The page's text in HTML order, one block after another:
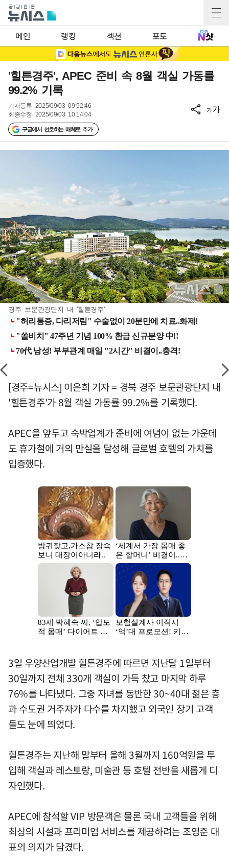
메인 랭킹 섹션 포토
'힐튼경주', APEC 준비 속 8월 객실 가동률
99.2% 기록
기사등록 2025/09/03 09:52:46
최종수정 2025/09/03 10:14:04
구글에서 선호하는 매체로 추가
가가
경주 보문관광단지 내 '힐튼경주'
[경주=뉴시스] 이은희 기자 = 경북 경주 보문관광단지 내
'힐튼경주'가 8월 객실 가동률 99.2%를 기록했다.
APEC을 앞두고 숙박업계가 준비에 여념이 없는 가운데
도 휴가철에 거의 만실을 달성해 글로벌 호텔의 가치를
입증했다.
3일 우양산업개발 힐튼경주에 따르면 지난달 1일부터
30일까지 전체 330개 객실이 가득 찼고 마지막 하루
76%를 나타냈다. 그중 자녀를 동반한 30~40대 젊은 층
과 수도권 거주자가 다수를 차지했고 외국인 장기 고객
들도 눈에 띄었다.
힐튼경주는 지난해 말부터 올해 3월까지 160억원을 투
입해 객실과 레스토랑, 미술관 등 호텔 전반을 새롭게 디
자인했다.
APEC에 참석할 VIP 방문객은 물론 국내 고객들을 위해
최상의 시설과 프리미엄 서비스를 제공하려는 조영준 대
표의 의지가 담겼다.